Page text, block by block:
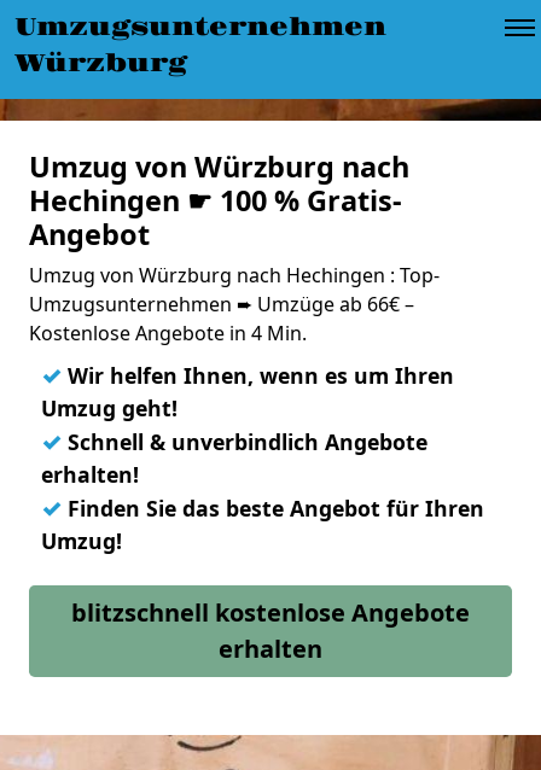
Umzugsunternehmen
Würzburg
Umzug von Würzburg nach
Hechingen ☛ 100 % Gratis-
Angebot
Umzug von Würzburg nach Hechingen : Top-
Umzugsunternehmen ➨ Umzüge ab 66€ –
Kostenlose Angebote in 4 Min.
✓ Wir helfen Ihnen, wenn es um Ihren
Umzug geht!
✓ Schnell & unverbindlich Angebote
erhalten!
✓ Finden Sie das beste Angebot für Ihren
Umzug!
blitzschnell kostenlose Angebote
erhalten